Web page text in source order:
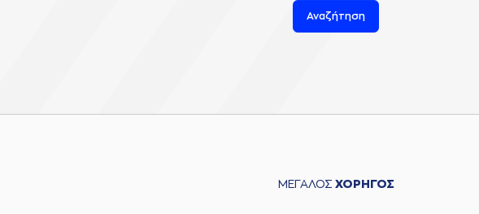
Αναζήτηση
ΜΕΓΑΛΟΣ ΧΟΡΗΓΟΣ